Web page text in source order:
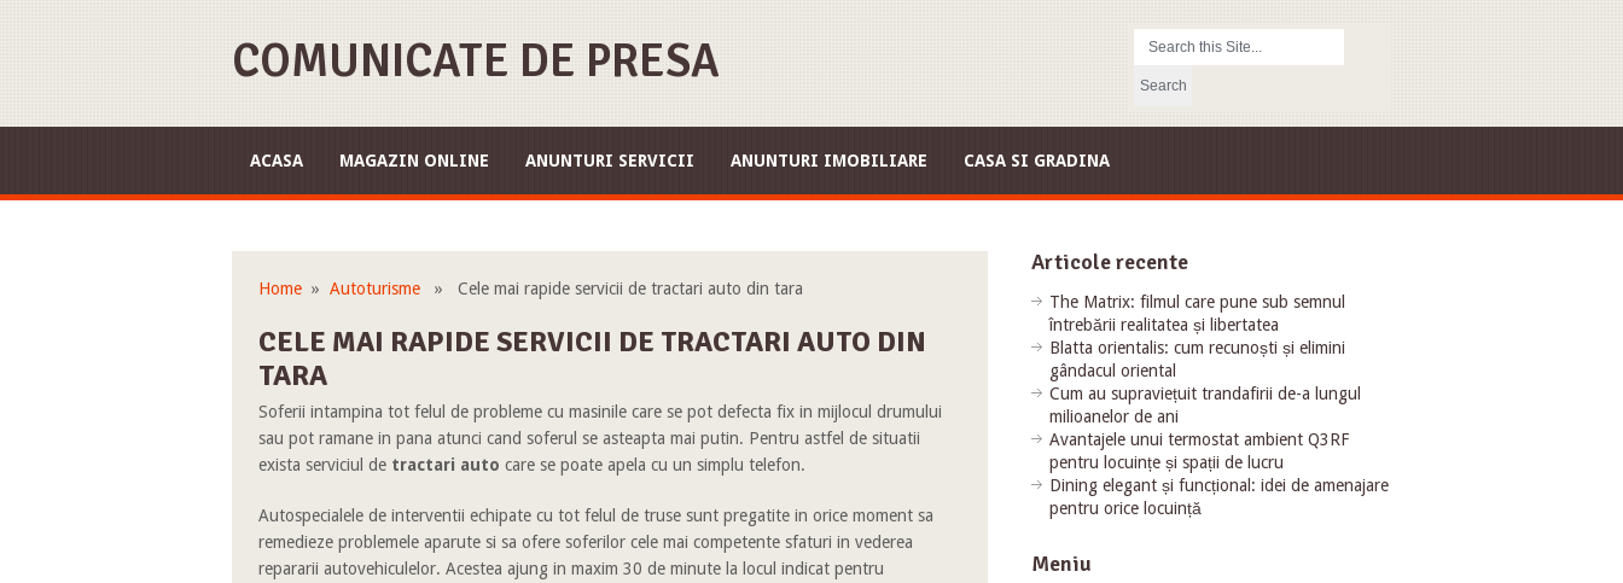
COMUNICATE DE PRESA
ACASA MAGAZIN ONLINE ANUNTURI SERVICII ANUNTURI IMOBILIARE CASA SI GRADINA
Home » Autoturisme » Cele mai rapide servicii de tractari auto din tara
CELE MAI RAPIDE SERVICII DE TRACTARI AUTO DIN
TARA
Soferii intampina tot felul de probleme cu masinile care se pot defecta fix in mijlocul drumului
sau pot ramane in pana atunci cand soferul se asteapta mai putin. Pentru astfel de situatii
exista serviciul de tractari auto care se poate apela cu un simplu telefon.
Autospecialele de interventii echipate cu tot felul de truse sunt pregatite in orice moment sa
remedieze problemele aparute si sa ofere soferilor cele mai competente sfaturi in vederea
repararii autovehiculelor. Acestea ajung in maxim 30 de minute la locul indicat pentru
Articole recente
The Matrix: filmul care pune sub semnul
întrebării realitatea și libertatea
Blatta orientalis: cum recunoști și elimini
gândacul oriental
Cum au supraviețuit trandafirii de-a lungul
milioanelor de ani
Avantajele unui termostat ambient Q3RF
pentru locuințe și spații de lucru
Dining elegant și funcțional: idei de amenajare
pentru orice locuință
Meniu